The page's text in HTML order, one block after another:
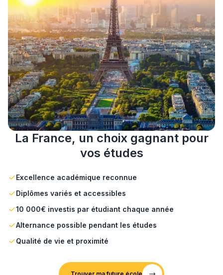
La France, un choix gagnant pour
vos études
Excellence académique reconnue
Diplômes variés et accessibles
10 000€ investis par étudiant chaque année
Alternance possible pendant les études
Qualité de vie et proximité